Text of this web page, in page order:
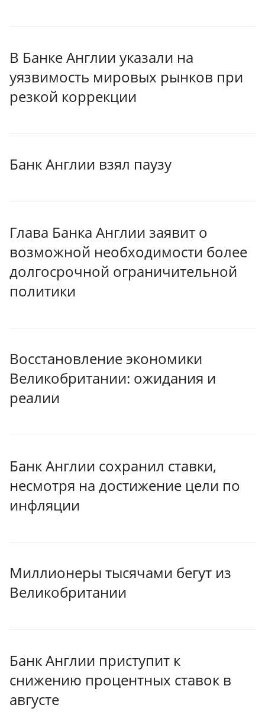
В Банке Англии указали на
уязвимость мировых рынков при
резкой коррекции
Банк Англии взял паузу
Глава Банка Англии заявит о
возможной необходимости более
долгосрочной ограничительной
политики
Восстановление экономики
Великобритании: ожидания и
реалии
Банк Англии сохранил ставки,
несмотря на достижение цели по
инфляции
Миллионеры тысячами бегут из
Великобритании
Банк Англии приступит к
снижению процентных ставок в
августе